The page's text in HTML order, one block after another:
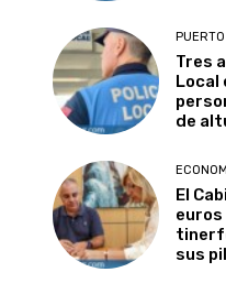
Tres
Local
de
El
sus